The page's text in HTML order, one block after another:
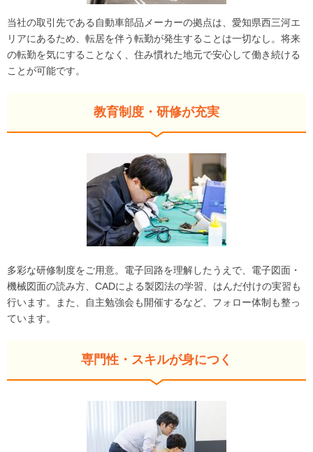
当社の取引先である自動車部品メーカーの拠点は、愛知県西三河エ
リアにあるため、転居を伴う転勤が発生することは一切なし。将来
の転勤を気にすることなく、住み慣れた地元で安心して働き続ける
ことが可能です。
教育制度・研修が充実
多彩な研修制度をご用意。電子回路を理解したうえで、電子図面・
機械図面の読み方、CADによる製図法の学習、はんだ付けの実習も
行います。また、自主勉強会も開催するなど、フォロー体制も整っ
ています。
専門性・スキルが身につく